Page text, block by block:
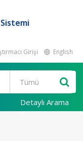
Girişi English
Detaylı Arama